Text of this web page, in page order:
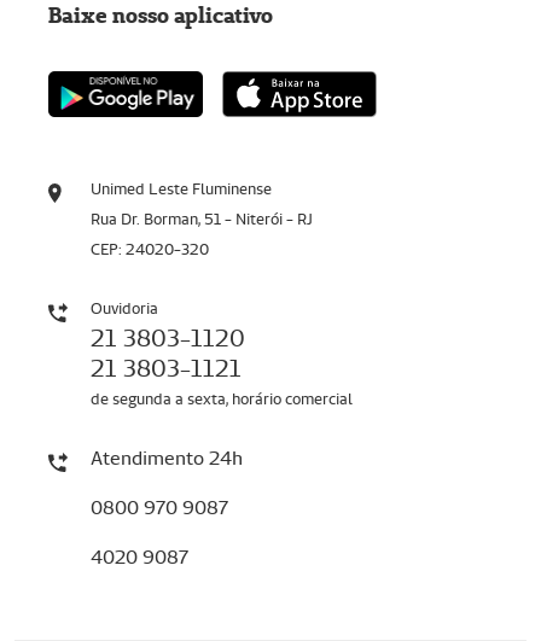
Unimed Leste Fluminense
Rua Dr. Borman, 51 - Niterói - RJ
CEP: 24020-320
Ouvidoria
21 3803-1120
21 3803-1121
de segunda a sexta, horário comercial
Atendimento 24h
0800 970 9087
4020 9087
Baixe nosso aplicativo